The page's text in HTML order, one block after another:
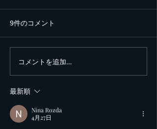
日本工学院ミュージック
カレッジ Real Dreams
9件のコメント
コメントを追加…
最新順
Nina Rozda
4月27日